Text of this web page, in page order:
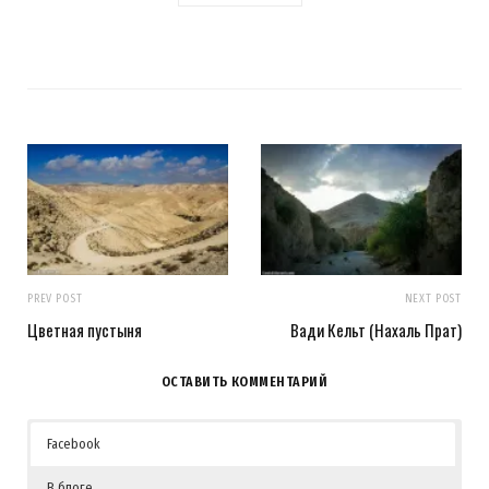
PREV POST
Цветная пустыня
NEXT POST
Вади Кельт (Нахаль Прат)
ОСТАВИТЬ КОММЕНТАРИЙ
Facebook